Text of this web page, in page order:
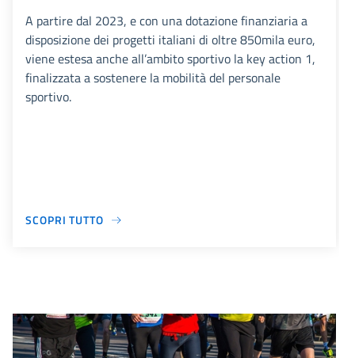
A partire dal 2023, e con una dotazione finanziaria a
disposizione dei progetti italiani di oltre 850mila euro,
viene estesa anche all’ambito sportivo la key action 1,
finalizzata a sostenere la mobilità del personale
sportivo.
SCOPRI TUTTO